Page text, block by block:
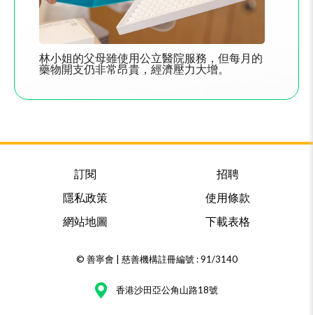
林小姐的父母雖使用公立醫院服務，但每月的
藥物開支仍非常昂貴，經濟壓力大增。
訂閱
招聘
隱私政策
使用條款
網站地圖
下載表格
© 善寧會 | 慈善機構註冊編號 : 91/3140
香港沙田亞公角山路18號